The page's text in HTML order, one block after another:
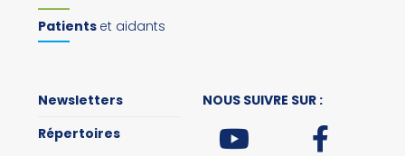
Patients et aidants
Newsletters
Répertoires
NOUS SUIVRE SUR :